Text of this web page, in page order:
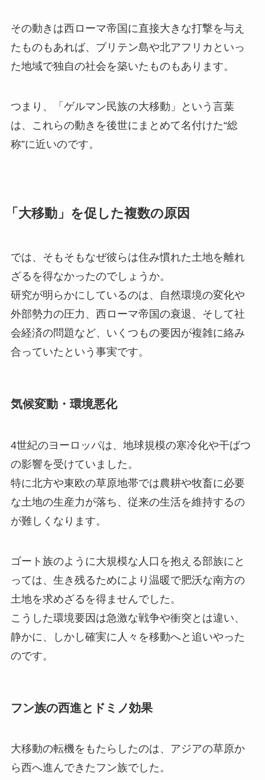
その動きは西ローマ帝国に直接大きな打撃を与え
たものもあれば、ブリテン島や北アフリカといっ
た地域で独自の社会を築いたものもあります。
つまり、「ゲルマン民族の大移動」という言葉
は、これらの動きを後世にまとめて名付けた“総
称”に近いのです。
「大移動」を促した複数の原因
では、そもそもなぜ彼らは住み慣れた土地を離れ
ざるを得なかったのでしょうか。
研究が明らかにしているのは、自然環境の変化や
外部勢力の圧力、西ローマ帝国の衰退、そして社
会経済の問題など、いくつもの要因が複雑に絡み
合っていたという事実です。
気候変動・環境悪化
4世紀のヨーロッパは、地球規模の寒冷化や干ばつ
の影響を受けていました。
特に北方や東欧の草原地帯では農耕や牧畜に必要
な土地の生産力が落ち、従来の生活を維持するの
が難しくなります。
ゴート族のように大規模な人口を抱える部族にと
っては、生き残るためにより温暖で肥沃な南方の
土地を求めざるを得ませんでした。
こうした環境要因は急激な戦争や衝突とは違い、
静かに、しかし確実に人々を移動へと追いやった
のです。
フン族の西進とドミノ効果
大移動の転機をもたらしたのは、アジアの草原か
ら西へ進んできたフン族でした。